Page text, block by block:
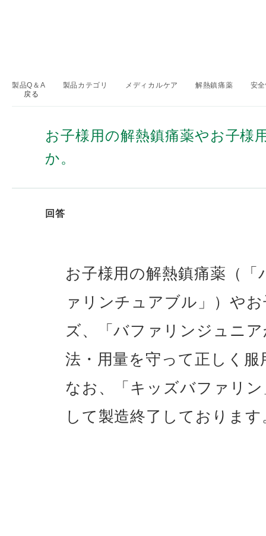
製品Q＆A
製品カテゴリ
メディカルケア
解熱鎮痛薬
安
戻る
お子様用の解熱鎮痛薬やお子
か。
回答
お子様用の解熱鎮痛薬（
ァリンチュアブル」）や
ズ、「バファリンジュニ
法・用量を守って正しく
なお、「キッズバファリ
して製造終了しております